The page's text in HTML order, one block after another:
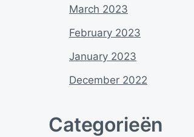
March 2023
February 2023
January 2023
December 2022
Categorieën